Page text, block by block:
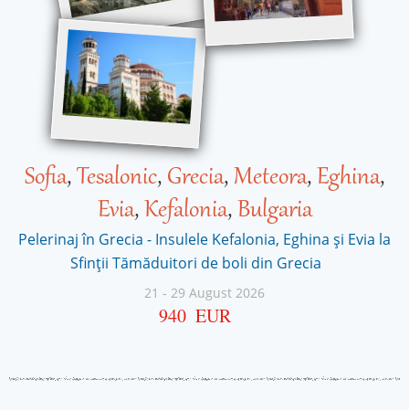
Sofia,Tesalonic, Grecia,Meteora,Eghina,
Evia,Kefalonia,Bulgaria
Pelerinaj în Grecia - Insulele Kefalonia, Eghina și Evia la
Sfinţii Tămăduitori de boli din Grecia
21 - 29 August 2026
940 EUR